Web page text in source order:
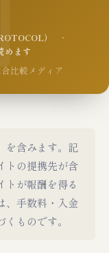
） ·
ます
比較メディア
を含みます。記
トの提携先が含
トが報酬を得る
、手数料・入金
ものです。